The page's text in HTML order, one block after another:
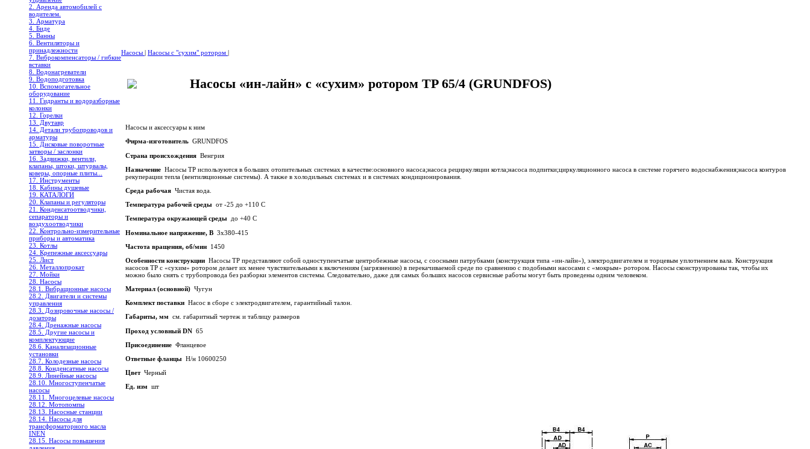
2. Аренда автомобилей с
водителем.
3. Арматура
4. Биде
5. Ванны
6. Вентиляторы и
принадлежности
7. Виброкомпенсаторы / гибкие
вставки
8. Водонагреватели
9. Водоподготовка
10. Вспомогательное
оборудование
11. Гидранты и водоразборные
колонки
12. Горелки
13. Двутавр
14. Детали трубопроводов и
арматуры
15. Дисковые поворотные
затворы / заслонки
16. Задвижки, вентили,
клапаны, штоки, штурвалы,
коверы, опорные плиты...
17. Инструменты
18. Кабины душевые
19. КАТАЛОГИ
20. Клапаны и регуляторы
21. Конденсатоотводчики,
сепараторы и
воздухоотводчики
22. Контрольно-измерительные
приборы и автоматика
23. Котлы
24. Крепежные аксессуары
25. Лист
26. Металлопрокат
27. Мойки
28. Насосы
28.1. Вибрационные насосы
28.2. Двигатели и системы
управления
28.3. Дозировочные насосы /
дозаторы
28.4. Дренажные насосы
28.5. Другие насосы и
комплектующие
28.6. Канализационные
установки
28.7. Колодезные насосы
28.8. Конденсатные насосы
28.9. Линейные насосы
28.10. Многоступенчатые
насосы
28.11. Многоцелевые насосы
28.12. Мотопомпы
28.13. Насосные станции
28.14. Насосы для
трансформаторного масла
INEN
28.15. Насосы повышения
Насосы | Насосы с "сухим" ротором |
Насосы «ин-лайн» с «сухим» ротором TP 65/4 (GRUNDFOS)
Насосы и аксессуары к ним
Фирма-изготовитель GRUNDFOS
Страна происхождения Венгрия
Назначение Насосы ТР используются в больших отопительных системах в качестве:основного насоса;насоса рециркуляции котла;насоса подпитки;циркуляционного насоса в системе горячего водоснабжения;насоса контуров
рекуперации тепла (вентиляционные системы). А также в холодильных системах и в системах кондиционирования.
Среда рабочая Чистая вода.
Температура рабочей среды от -25 до +110 С
Температура окружающей среды до +40 С
Номинальное напряжение, В 3х380-415
Частота вращения, об/мин 1450
Особенности конструкции Насосы ТР представляют собой одноступенчатые центробежные насосы, с соосными патрубками (конструкция типа «ин-лайн»), электродвигателем и торцевым уплотнением вала. Конструкция
насосов TP с «сухим» ротором делает их менее чувствительными к включениям (загрязнению) в перекачиваемой среде по сравнению с подобными насосами с «мокрым» ротором. Насосы сконструированы так, чтобы их
можно было снять с трубопровода без разборки элементов системы. Следовательно, даже для самых больших насосов сервисные работы могут быть проведены одним человеком.
Материал (основной) Чугун
Комплект поставки Насос в сборе с электродвигателем, гарантийный талон.
Габариты, мм см. габаритный чертеж и таблицу размеров
Проход условный DN 65
Присоединение Фланцевое
Ответные фланцы Н/н 10600250
ЦветЧерный
Ед. изм шт